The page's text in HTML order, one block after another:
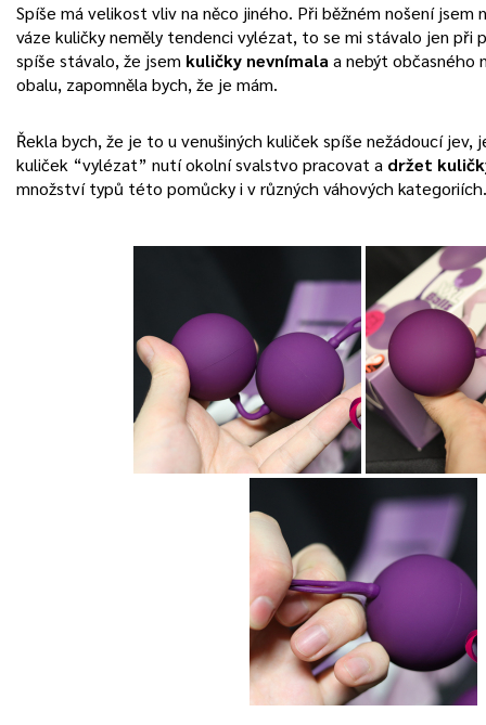
Spíše má velikost vliv na něco jiného. Při běžném nošení jsem
váze kuličky neměly tendenci vylézat, to se mi stávalo jen při
spíše stávalo, že jsem kuličky nevnímala a nebýt občasného
obalu, zapomněla bych, že je mám.
Řekla bych, že je to u venušiných kuliček spíše nežádoucí jev,
kuliček “vylézat” nutí okolní svalstvo pracovat a držet
množství typů této pomůcky i v různých váhových kategoriích.